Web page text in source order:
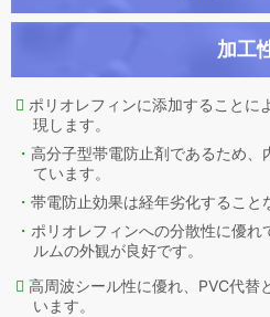
加工
ポリオレフィンに添加することに
現します。
高分子型帯電防止剤であるため
ています。
帯電防止効果は経年劣化すること
ポリオレフィンへの分散性に優れ
ルムの外観が良好です。
高周波シール性に優れ、PVC代替
います。